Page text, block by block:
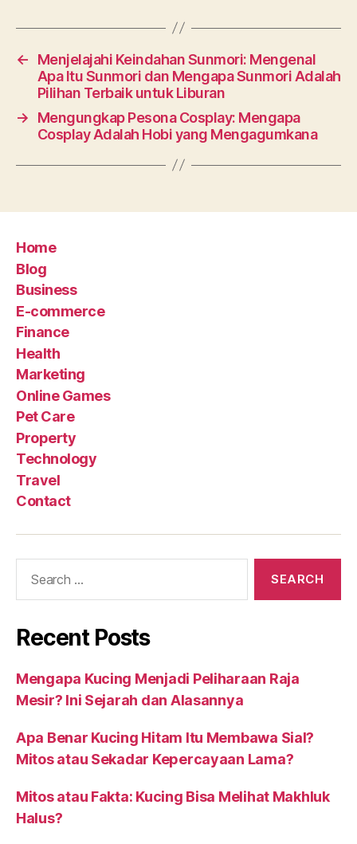
←
Menjelajahi Keindahan Sunmori: Mengenal
Apa Itu Sunmori dan Mengapa Sunmori Adalah
Pilihan Terbaik untuk Liburan
→
Mengungkap Pesona Cosplay: Mengapa
Cosplay Adalah Hobi yang Mengagumkana
Home
Blog
Business
E-commerce
Finance
Health
Marketing
Online Games
Pet Care
Property
Technology
Travel
Contact
Recent Posts
Mengapa Kucing Menjadi Peliharaan Raja
Mesir? Ini Sejarah dan Alasannya
Apa Benar Kucing Hitam Itu Membawa Sial?
Mitos atau Sekadar Kepercayaan Lama?
Mitos atau Fakta: Kucing Bisa Melihat Makhluk
Halus?